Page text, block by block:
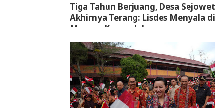
Tiga Tahun Berjuang, Desa Sejowet
Akhirnya Terang: Lisdes Menyala di
Momen Kemerdekaan